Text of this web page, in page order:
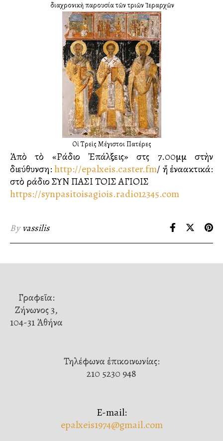
Ἡ διαχρονικὴ παρουσία τῶν τριῶν Ἰεραρχῶν
Οἱ Τρεὶς Μέγιστοι Πατέρες
Ἀπὸ τὸ «Ράδιο Ἐπάλξεις» στὶς 7.00μμ στὴν
διεύθυνση:http://epalxeis.caster.fm/ ἤ ἐναλλακτικά:
στὸ ράδιο ΣΥΝ ΠΑΣΙ ΤΟΙΣ ΑΓΙΟΙΣ
https://synpasitoisagiois.radio12345.com
Byvassilis
Γραφεῖα:
Ζήνωνος 3,
104-31 Ἀθήνα
Τηλέφωνα ἐπικοινωνίας:
210 5230 948
E-mail:
epalxeis1974@gmail.com